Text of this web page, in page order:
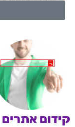
קידום אתרים